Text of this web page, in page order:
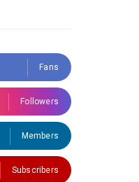
Fans
Followers
Members
Subscribers